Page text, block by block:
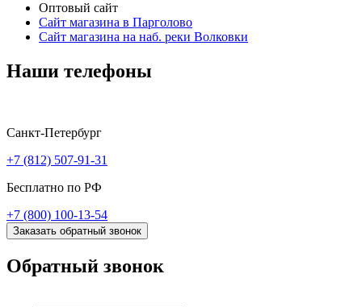
Оптовый сайт
Сайт магазина в Парголово
Сайт магазина на наб. реки Волковки
Наши телефоны
Санкт-Петербург
+7 (812) 507-91-31
Бесплатно по РФ
+7 (800) 100-13-54
Заказать обратный звонок
Обратный звонок